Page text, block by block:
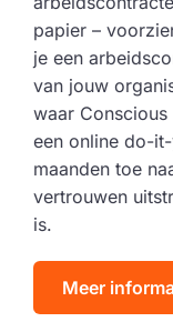
papier –
je een
van jouw
waar
een online do-
maanden toe
vertrouwen
is.
Meer